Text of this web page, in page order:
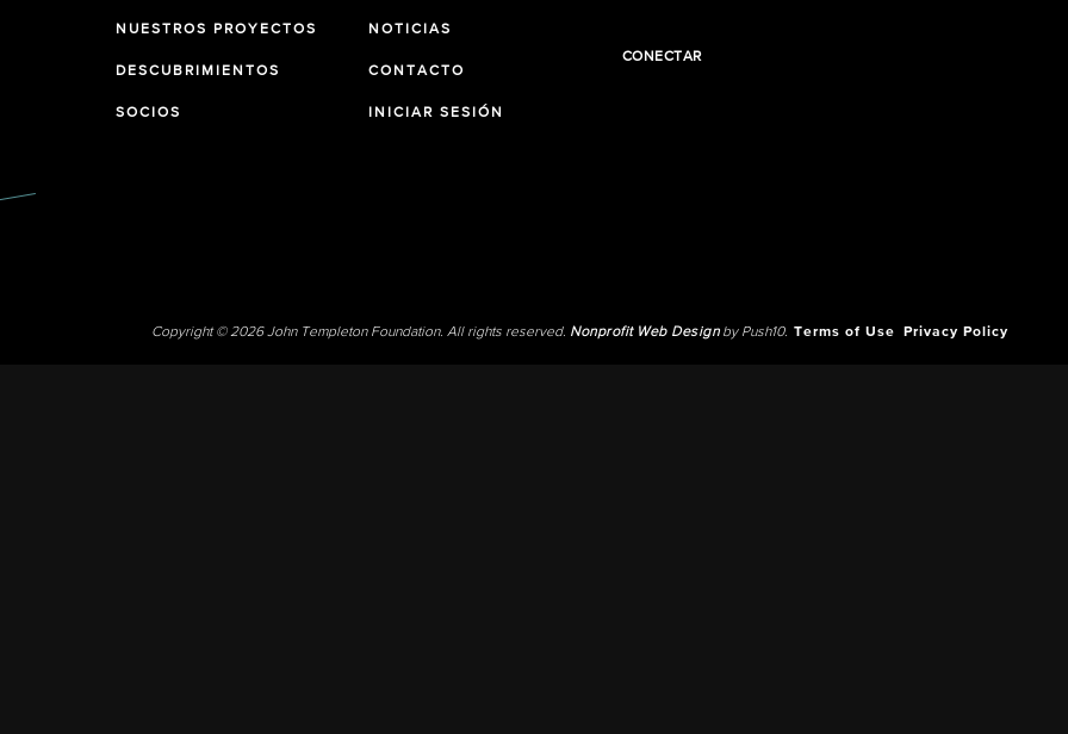
NUESTROS PROYECTOS
DESCUBRIMIENTOS
SOCIOS
NOTICIAS
CONTACTO
INICIAR SESIÓN
CONECTAR
Copyright © 2026 John Templeton Foundation. All rights reserved. Nonprofit Web Designby Push10. Terms of Use Privacy Policy